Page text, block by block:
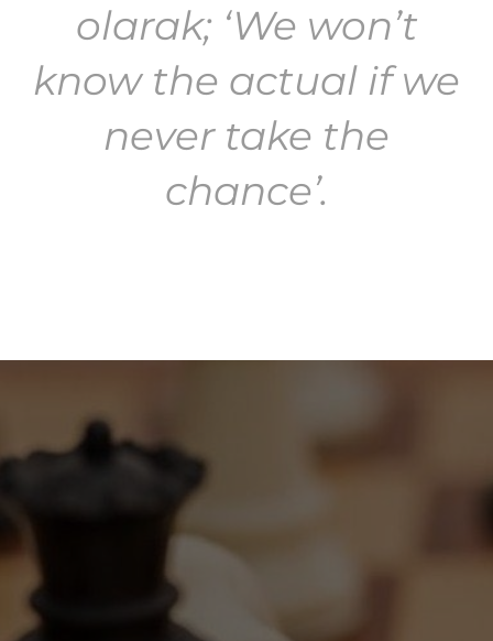
olarak; ‘We won’t
know the actual if we
never take the
chance’.